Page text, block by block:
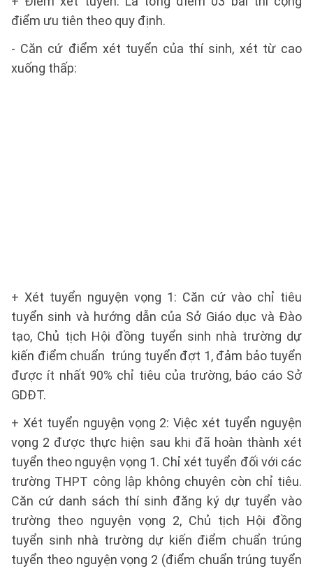
điểm ưu tiên theo quy định.
- Căn cứ điểm xét tuyển của thí sinh, xét từ cao
xuống thấp:
+ Xét tuyển nguyện vọng 1: Căn cứ vào chỉ tiêu
tuyển sinh và hướng dẫn của Sở Giáo dục và Đào
tạo, Chủ tịch Hội đồng tuyển sinh nhà trường dự
kiến điểm chuẩn trúng tuyển đợt 1, đảm bảo tuyển
được ít nhất 90% chỉ tiêu của trường, báo cáo Sở
GDĐT.
+ Xét tuyển nguyện vọng 2: Việc xét tuyển nguyện
vọng 2 được thực hiện sau khi đã hoàn thành xét
tuyển theo nguyện vọng 1. Chỉ xét tuyển đối với các
trường THPT công lập không chuyên còn chỉ tiêu.
Căn cứ danh sách thí sinh đăng ký dự tuyển vào
trường theo nguyện vọng 2, Chủ tịch Hội đồng
tuyển sinh nhà trường dự kiến điểm chuẩn trúng
tuyển theo nguyện vọng 2 (điểm chuẩn trúng tuyển